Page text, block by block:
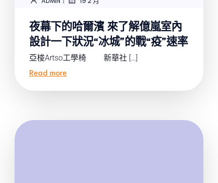
夜幕下的哈爾濱 來了解億嵐室內
設計一下狀況“冰城”的戰“疫”速率
亞梭Artso工學椅 新華社 […]
Read more